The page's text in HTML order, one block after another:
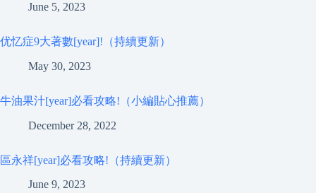
June 5, 2023
优忆症9大著數[year]!（持續更新）
May 30, 2023
牛油果汁[year]必看攻略!（小編貼心推薦）
December 28, 2022
區永祥[year]必看攻略!（持續更新）
June 9, 2023